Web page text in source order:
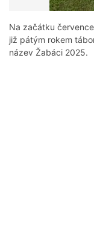
Na začátku
již pátým rokem
název Žabáci 2025.